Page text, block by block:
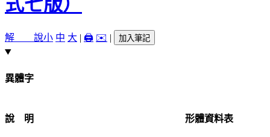
解 說小 中 大 | 🖨️ ✉️ | 加入筆記
異體字
說 明 形體資料表